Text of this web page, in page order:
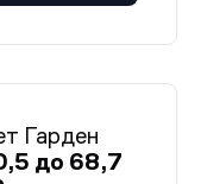
Гарден
до 68,7